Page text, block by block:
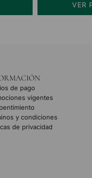
VER
de pago
vigentes
y condiciones
de privacidad